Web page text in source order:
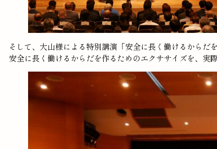
そして、大山様による特別講演「安全に長く働けるから
安全に長く働けるからだを作るためのエクササイズを、実